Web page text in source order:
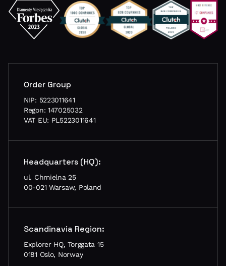
Order Group
NIP: 5223011641
Regon: 147025032
VAT EU: PL5223011641
Headquarters (HQ):
ul. Chmielna 25
00-021 Warsaw, Poland
Scandinavia Region:
Explorer HQ, Torggata 15
0181 Oslo, Norway